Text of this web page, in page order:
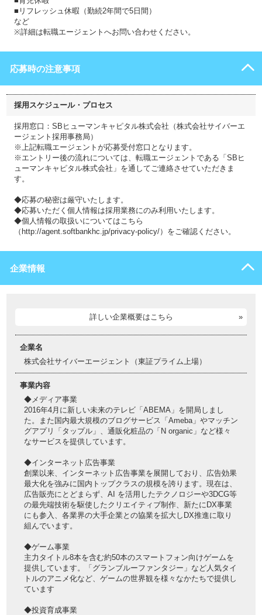
■リフレッシュ休暇（勤続2年間で5日間）
など
※詳細は転職エージェントへお問い合わせください。
応募時の注意事項
採用スケジュール・プロセス
採用窓口：SBヒューマンキャピタル株式会社（株式会社サイバーエ
ージェント採用事務局）
※上記転職エージェントが応募受付窓口となります。
※エントリー後の流れについては、転職エージェントである「SBヒ
ューマンキャピタル株式会社」を通してご連絡させていただきま
す。
◆応募の秘密は厳守いたします。
◆応募いただく個人情報は採用業務にのみ利用いたします。
◆個人情報の取扱いについてはこちら
（http://agent.softbankhc.jp/privacy-policy/）をご確認ください。
企業情報
詳しい企業概要はこちら
企業名
株式会社サイバーエージェント（東証プライム上場）
事業内容
◆メディア事業
2016年4月に新しい未来のテレビ「ABEMA」を開局しまし
た。また国内最大規模のブログサービス「Ameba」やマッチン
グアプリ「タップル」、通販化粧品の「N organic」など様々
なサービスを提供しています。
◆インターネット広告事業
創業以来、インターネット広告事業を展開しており、広告効果
最大化を強みに国内トップクラスの規模を誇ります。現在は、
広告販売にとどまらず、AI を活用したテクノロジーや3DCG等
の最先端技術を駆使したクリエイティブ制作、新たにDX事業
にも参入、各業界の大手企業との協業を拡大しDX推進に取り
組んでいます。
◆ゲーム事業
主力タイトル8本を含む約50本のスマートフォン向けゲームを
提供しています。「グランブルーファンタジー」など人気タイ
トルのアニメ化など、ゲームの世界観を様々なかたちで提供し
ています
◆投資育成事業